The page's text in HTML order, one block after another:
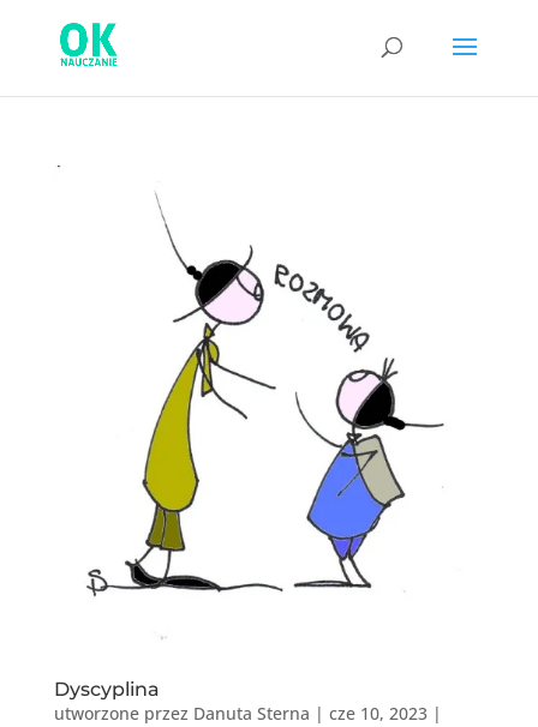
Dyscyplina
utworzone przez Danuta Sterna | cze 10, 2023|